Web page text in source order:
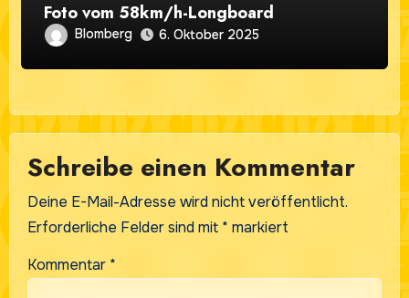
Foto vom 58km/h-Longboard
Blomberg 6. Oktober 2025
Schreibe einen Kommentar
Deine E-Mail-Adresse wird nicht veröffentlicht.
Erforderliche Felder sind mit * markiert
Kommentar *